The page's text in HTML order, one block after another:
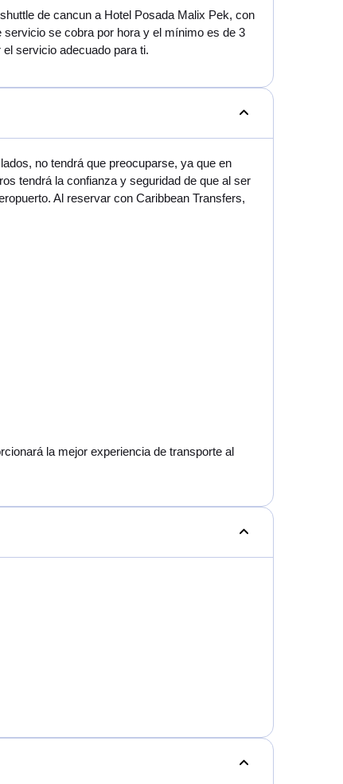
de cancun a Hotel Posada Malix Pek, con
se cobra por hora y el mínimo es de 3
servicio adecuado para ti.
no tendrá que preocuparse, ya que en
tendrá la confianza y seguridad de que al ser
Al reservar con Caribbean Transfers,
la mejor experiencia de transporte al